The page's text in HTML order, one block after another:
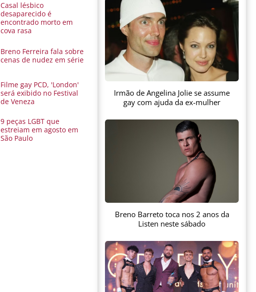
Casal lésbico
desaparecido é
encontrado morto em
cova rasa
Breno Ferreira fala sobre
cenas de nudez em série
Filme gay PCD, 'London'
será exibido no Festival
de Veneza
9 peças LGBT que
estreiam em agosto em
São Paulo
Irmão de Angelina Jolie se assume
gay com ajuda da ex-mulher
Breno Barreto toca nos 2 anos da
Listen neste sábado